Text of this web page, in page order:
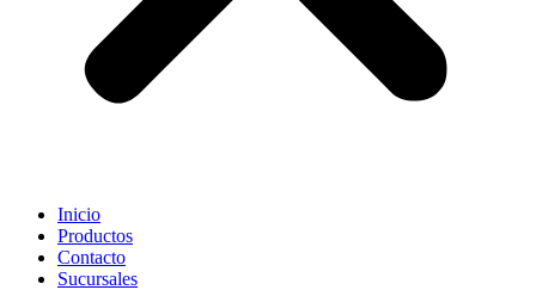
Inicio
Productos
Contacto
Sucursales